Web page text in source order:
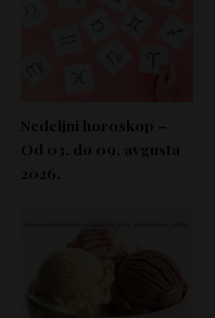
Nedeljni horoskop –
Od 03. do 09. avgusta
2026.